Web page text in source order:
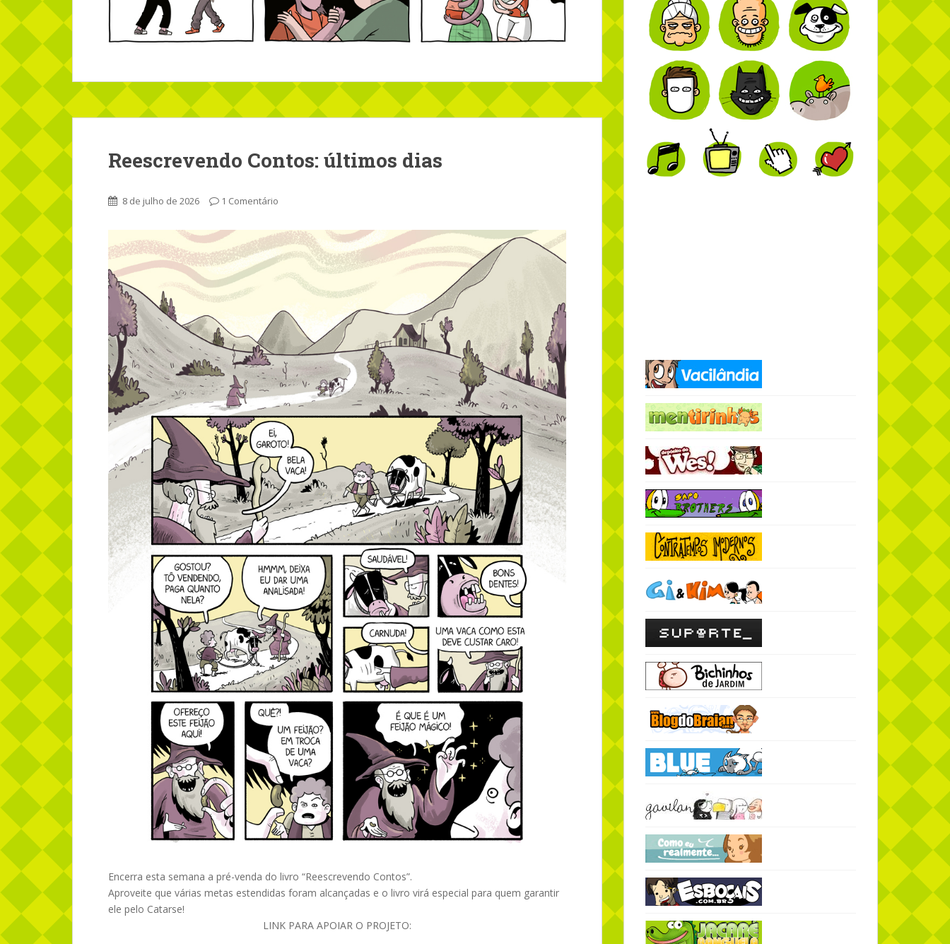
Reescrevendo Contos: últimos dias
8 de julho de 2026 1 Comentário
Encerra esta semana a pré-venda do livro “Reescrevendo Contos”.
Aproveite que várias metas estendidas foram alcançadas e o livro virá especial para quem garantir
ele pelo Catarse!
LINK PARA APOIAR O PROJETO: